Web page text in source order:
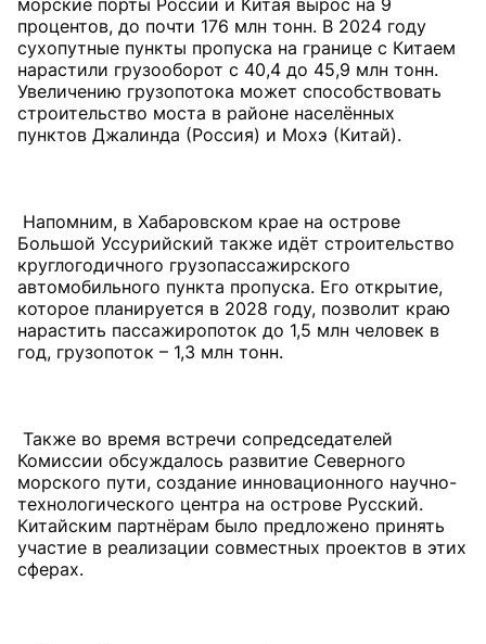
морские порты России и Китая вырос на 9
процентов, до почти 176 млн тонн. В 2024 году
сухопутные пункты пропуска на границе с Китаем
нарастили грузооборот с 40,4 до 45,9 млн тонн.
Увеличению грузопотока может способствовать
строительство моста в районе населённых
пунктов Джалинда (Россия) и Мохэ (Китай).
Напомним, в Хабаровском крае на острове
Большой Уссурийский также идёт строительство
круглогодичного грузопассажирского
автомобильного пункта пропуска. Его открытие,
которое планируется в 2028 году, позволит краю
нарастить пассажиропоток до 1,5 млн человек в
год, грузопоток – 1,3 млн тонн.
Также во время встречи сопредседателей
Комиссии обсуждалось развитие Северного
морского пути, создание инновационного научно-
технологического центра на острове Русский.
Китайским партнёрам было предложено принять
участие в реализации совместных проектов в этих
сферах.